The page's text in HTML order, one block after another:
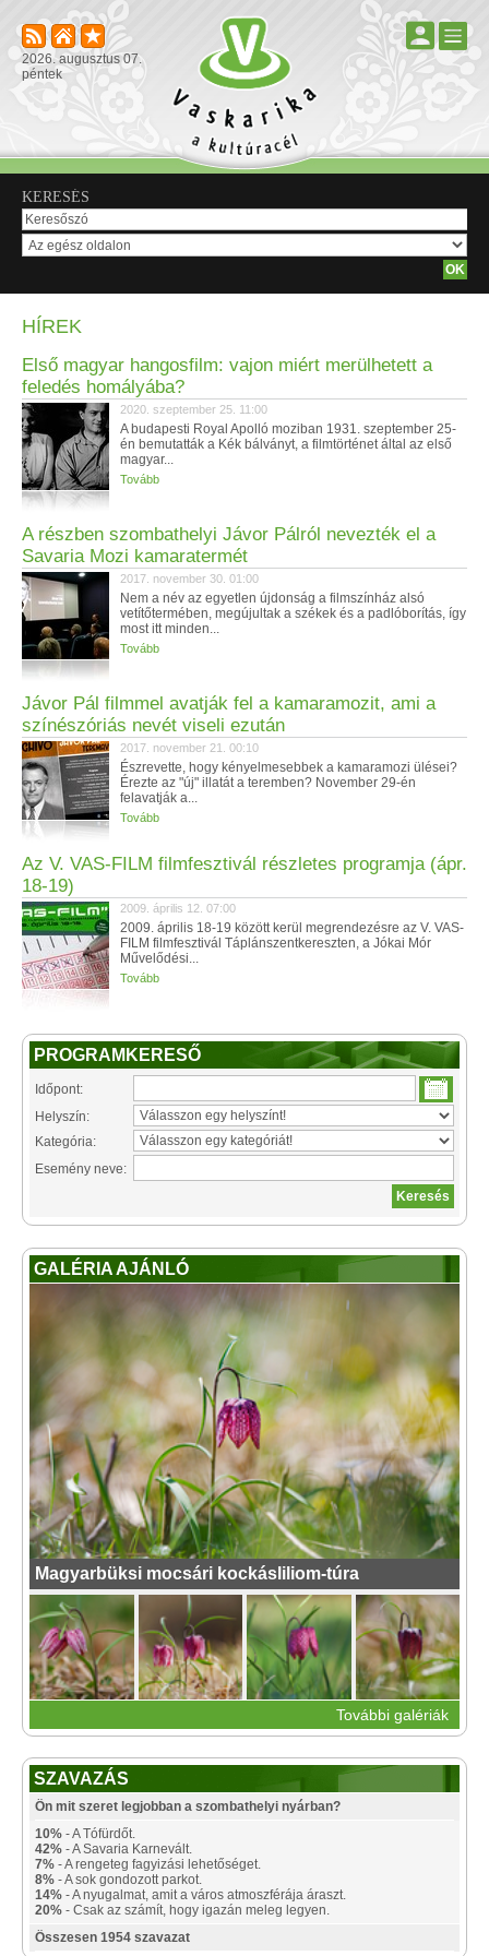
2026. augusztus 07.
péntek
KERESÉS
HÍREK
Első magyar hangosfilm: vajon miért merülhetett a
feledés homályába?
2020. szeptember 25. 11:00
A budapesti Royal Apolló moziban 1931. szeptember 25-
én bemutatták a Kék bálványt, a filmtörténet által az első
magyar...
Tovább
A részben szombathelyi Jávor Pálról nevezték el a
Savaria Mozi kamaratermét
2017. november 30. 01:00
Nem a név az egyetlen újdonság a filmszínház alsó
vetítőtermében, megújultak a székek és a padlóborítás, így
most itt minden...
Tovább
Jávor Pál filmmel avatják fel a kamaramozit, ami a
színészóriás nevét viseli ezután
2017. november 21. 00:10
Észrevette, hogy kényelmesebbek a kamaramozi ülései?
Érezte az "új" illatát a teremben? November 29-én
felavatják a...
Tovább
Az V. VAS-FILM filmfesztivál részletes programja (ápr.
18-19)
2009. április 12. 07:00
2009. április 18-19 között kerül megrendezésre az V. VAS-
FILM filmfesztivál Táplánszentkereszten, a Jókai Mór
Művelődési...
Tovább
PROGRAMKERESŐ
Időpont:
Helyszín:
Kategória:
Esemény neve:
GALÉRIA AJÁNLÓ
Magyarbüksi mocsári kockásliliom-túra
További galériák
SZAVAZÁS
Ön mit szeret legjobban a szombathelyi nyárban?
10% - A Tófürdőt.
42% - A Savaria Karnevált.
7% - A rengeteg fagyizási lehetőséget.
8% - A sok gondozott parkot.
14% - A nyugalmat, amit a város atmoszférája áraszt.
20% - Csak az számít, hogy igazán meleg legyen.
Összesen 1954 szavazat